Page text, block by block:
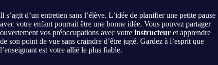
Il s’agit d’un entretien sans l’élève. L’idée de planifier une petite pause
avec votre enfant pourrait être une bonne idée. Vous pouvez partager
ouvertement vos préoccupations avec votre instructeur et apprendre
de son point de vue sans craindre d’être jugé. Gardez à l’esprit que
l’enseignant est votre allié le plus fiable.